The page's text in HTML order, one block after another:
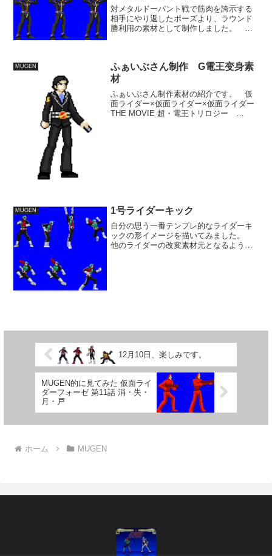
対メタルドーパント戦で筋肉を誇示する
相手にやり返したポーズより、ラウンド
勝利用の素材として制作しました。
ればいいですね。 男に...
MUGEN
ふぁいぶさん制作 G電王变身素
材
ふぁいぶさん制作素材の紹介です。 仮
面ライダー×仮面ライダー×仮面ライダー
THE MOVIE 超・電王トリロジー
MUGEN 1号ライダーキック
自分の思う一番テンプレ的なライダーキ
ックの形イメージを描いてみました。
他のライダーの改変素材元となるような
12月10日、楽しみです。
MUGEN的に見てみた 仮面ライ
ダーフォーゼ 第11話 消・失・
月・戸
ホーム MUGEN